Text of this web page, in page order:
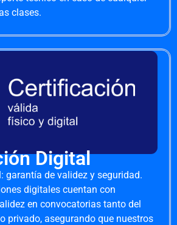
clases.
Digital
garantía de validez y seguridad.
digitales cuentan con
en convocatorias tanto del
privado, asegurando que nuestros